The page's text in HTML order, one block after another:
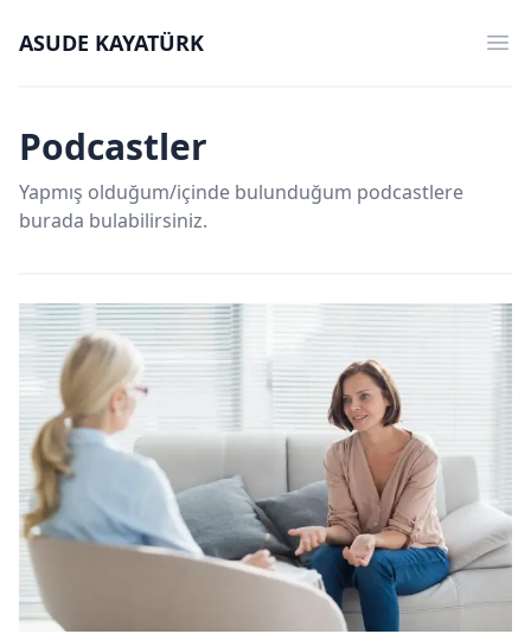
ASUDE KAYATÜRK
Podcastler
Yapmış olduğum/içinde bulunduğum podcastlere
burada bulabilirsiniz.